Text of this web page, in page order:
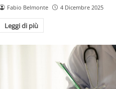
Fabio Belmonte 4 Dicembre 2025
Leggi di più